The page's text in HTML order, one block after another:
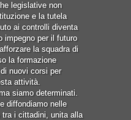
legislative non
e la tutela
ai controlli diventa
impegno per il futuro
la squadra di
la formazione
nuovi corsi per
attività.
siamo determinati.
diffondiamo nelle
i cittadini, unita alla